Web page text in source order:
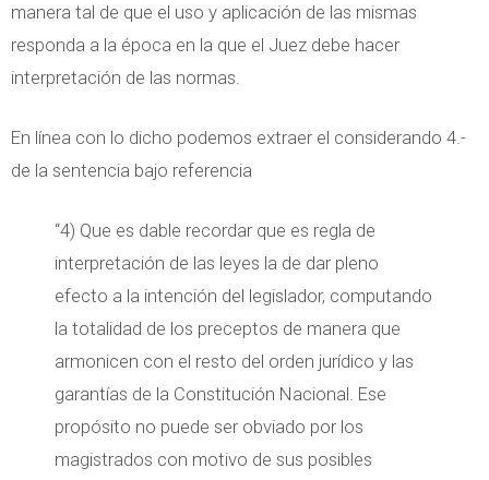
manera tal de que el uso y aplicación de las mismas
responda a la época en la que el Juez debe hacer
interpretación de las normas.
En línea con lo dicho podemos extraer el considerando 4.-
de la sentencia bajo referencia
“4) Que es dable recordar que es regla de
interpretación de las leyes la de dar pleno
efecto a la intención del legislador, computando
la totalidad de los preceptos de manera que
armonicen con el resto del orden jurídico y las
garantías de la Constitución Nacional. Ese
propósito no puede ser obviado por los
magistrados con motivo de sus posibles